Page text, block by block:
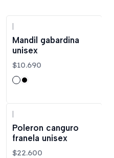
Mandil gabardina
unisex
$10.690
|
Poleron canguro
franela unisex
$22.600